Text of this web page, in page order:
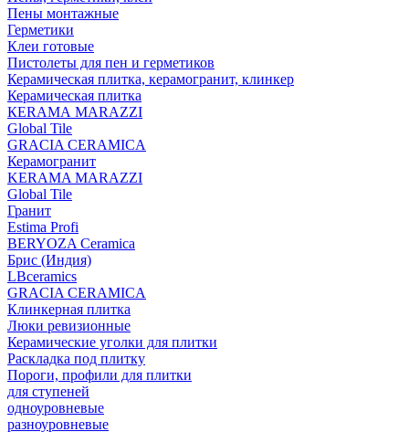
Пены монтажные
Герметики
Клеи готовые
Пистолеты для пен и герметиков
Керамическая плитка, керамогранит, клинкер
Керамическая плитка
КЕRАМА MARAZZI
Global Tile
GRACIA CERAMICA
Керамогранит
KERAMA MARAZZI
Global Tile
Гранит
Estima Profi
BERYOZA Ceramica
Брис (Индия)
LBceramics
GRACIA CERAMICA
Клинкерная плитка
Люки ревизионные
Керамические уголки для плитки
Раскладка под плитку
Пороги, профили для плитки
для ступеней
одноуровневые
разноуровневые